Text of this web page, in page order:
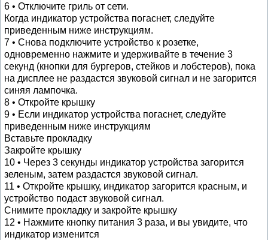
6 • Отключите гриль от сети.
Когда индикатор устройства погаснет, следуйте
приведенным ниже инструкциям.
7 • Снова подключите устройство к розетке,
одновременно нажмите и удерживайте в течение 3
секунд (кнопки для бургеров, стейков и лобстеров), пока
на дисплее не раздастся звуковой сигнал и не загорится
синяя лампочка.
8 • Откройте крышку
9 • Если индикатор устройства погаснет, следуйте
приведенным ниже инструкциям
Вставьте прокладку
Закройте крышку
10 • Через 3 секунды индикатор устройства загорится
зеленым, затем раздастся звуковой сигнал.
11 • Откройте крышку, индикатор загорится красным, и
устройство подаст звуковой сигнал.
Снимите прокладку и закройте крышку
12 • Нажмите кнопку питания 3 раза, и вы увидите, что
индикатор изменится